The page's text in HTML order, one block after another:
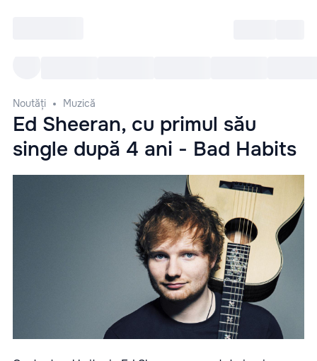
Noutăți Muzică
Ed Sheeran, cu primul său
single după 4 ani - Bad Habits